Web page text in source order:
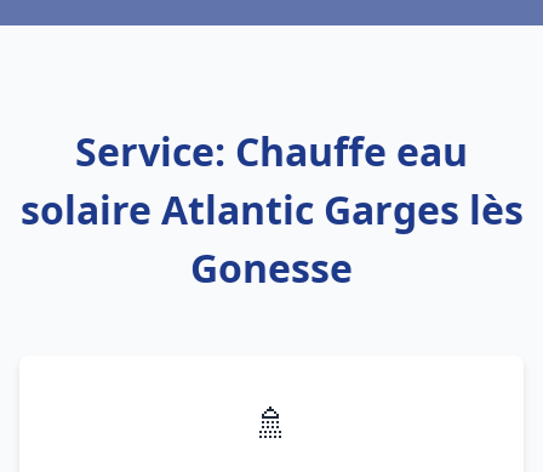
Service: Chauffe eau
solaire Atlantic Garges lès
Gonesse
🚿